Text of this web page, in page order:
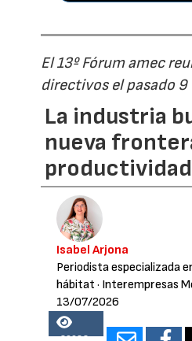
El 13º Fórum amec
directivos el pasado
La industria
nueva
productividad
Isabel Arjona
Periodista especializada
hábitat · Interempresas
13/07/2026